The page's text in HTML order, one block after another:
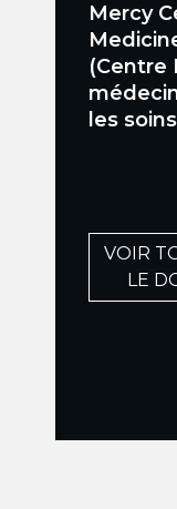
Mercy
(Centre
les
VOIR
LE